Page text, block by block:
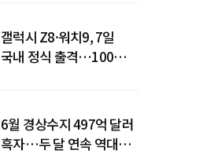
갤럭시 Z8·워치9, 7일
국내 정식 출격…100개국
6월 경상수지 497억 달러
흑자…두 달 연속 역대